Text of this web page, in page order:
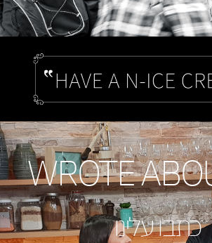
WROTE
כתבו עלינו